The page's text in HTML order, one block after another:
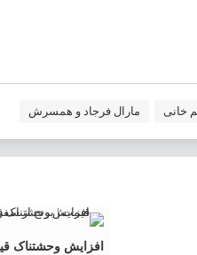
خانی مارال فرجاد و همسرش
افزایش وحشتناک